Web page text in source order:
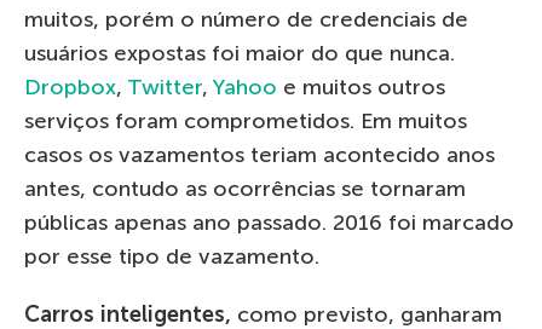
muitos, porém o número de credenciais de
usuários expostas foi maior do que nunca.
Dropbox, Twitter, Yahoo e muitos outros
serviços foram comprometidos. Em muitos
casos os vazamentos teriam acontecido anos
antes, contudo as ocorrências se tornaram
públicas apenas ano passado. 2016 foi marcado
por esse tipo de vazamento.
Carros inteligentes, como previsto, ganharam